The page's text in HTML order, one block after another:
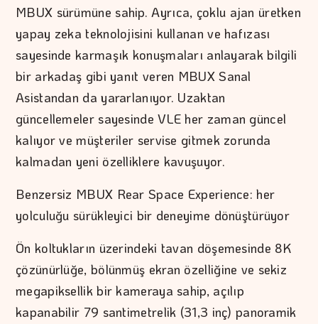
MBUX sürümüne sahip. Ayrıca, çoklu ajan üretken
yapay zeka teknolojisini kullanan ve hafızası
sayesinde karmaşık konuşmaları anlayarak bilgili
bir arkadaş gibi yanıt veren MBUX Sanal
Asistandan da yararlanıyor. Uzaktan
güncellemeler sayesinde VLE her zaman güncel
kalıyor ve müşteriler servise gitmek zorunda
kalmadan yeni özelliklere kavuşuyor.
Benzersiz MBUX Rear Space Experience: her
yolculuğu sürükleyici bir deneyime dönüştürüyor
Ön koltukların üzerindeki tavan döşemesinde 8K
çözünürlüğe, bölünmüş ekran özelliğine ve sekiz
megapiksellik bir kameraya sahip, açılıp
kapanabilir 79 santimetrelik (31,3 inç) panoramik